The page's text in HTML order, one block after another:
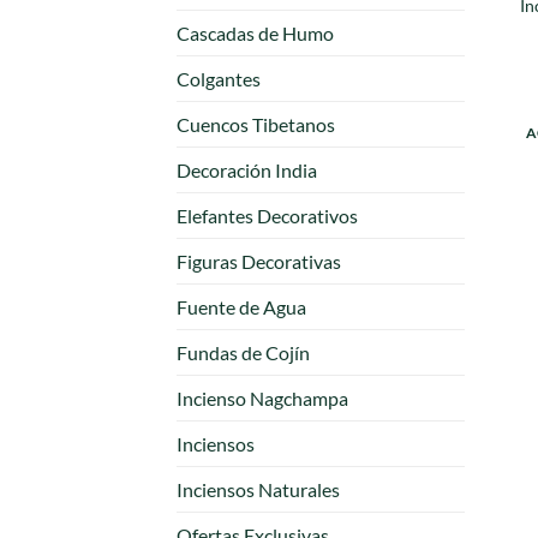
Cascadas de Humo
Colgantes
Cuencos Tibetanos
Decoración India
Elefantes Decorativos
Figuras Decorativas
Fuente de Agua
Fundas de Cojín
Incienso Nagchampa
Inciensos
Inciensos Naturales